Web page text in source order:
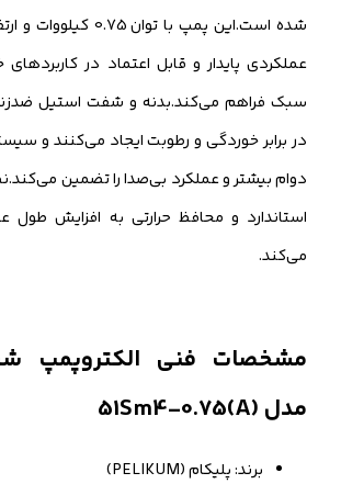
عملکردی پایدار و قابل اعتماد در
سبک فراهم می‌کند.بدنه و شفت استیل
در برابر خوردگی و رطوبت ایجاد می‌کنند و
دوام بیشتر و عملکرد بی‌صدا را تضمین
استاندارد و محافظ حرارتی به افزایش
می‌کند.
مشخصات فنی الکتروپمپ
مدل 51Sm4-0.75(A)
برند: پلیکام (PELIKUM)